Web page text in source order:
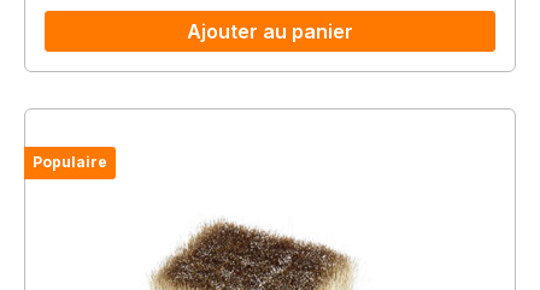
Ajouter au panier
Populaire